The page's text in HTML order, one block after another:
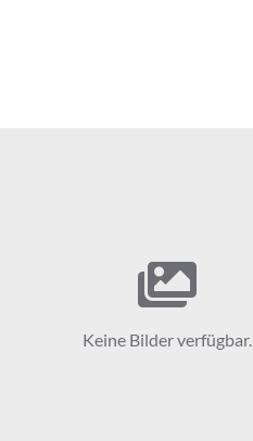
Keine Bilder verfügbar.